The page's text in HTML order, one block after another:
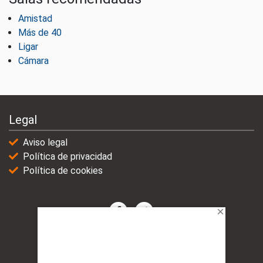
Amistad
Más de 40
Ligar
Cámara
Legal
Aviso legal
Política de privacidad
Política de cookies